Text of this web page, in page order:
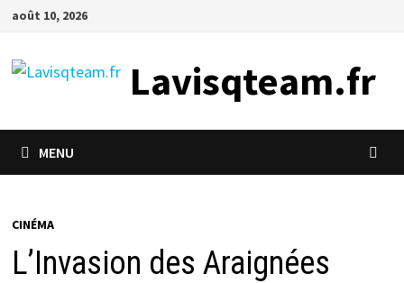
Passer
contenu
août 10, 2026
Lavisqteam.fr
MENU
CINÉMA
L’Invasion des Araignées